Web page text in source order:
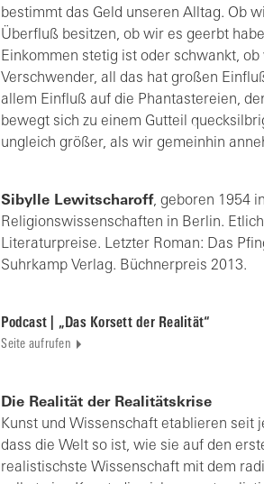
bestimmt das Geld unseren Alltag. Ob
Überfluß besitzen, ob wir es geerbt
Einkommen stetig ist oder schwankt,
Verschwender, all das hat großen
allem Einfluß auf die Phantastereien,
bewegt sich zu einem Gutteil
ungleich größer, als wir gemeinhin
Sibylle Lewitscharoff, geboren 1954
Religionswissenschaften in Berlin.
Literaturpreise. Letzter Roman: Das
Suhrkamp Verlag. Büchnerpreis 2013.
Podcast | „Das Korsett der Realität“
Seite aufrufen
Die Realität der Realitätskrise
Kunst und Wissenschaft etablieren seit
dass die Welt so ist, wie sie auf den
realistischste Wissenschaft mit dem